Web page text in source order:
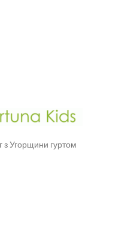
з Угорщини гуртом